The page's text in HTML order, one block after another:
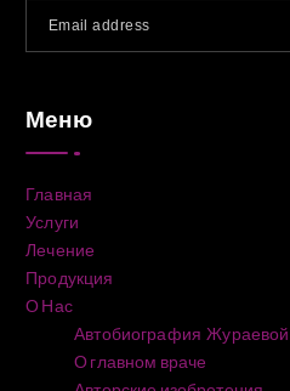
Меню
Главная
Услуги
Лечение
Продукция
О Нас
Автобиография
О главном враче